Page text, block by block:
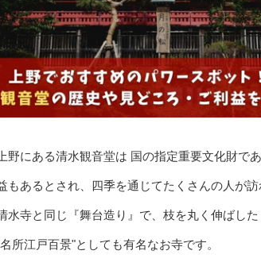
野にある清水観音堂は 国の指定重要文化財で
もあるとされ、四季を通じてたくさんの人が訪
水寺と同じ『舞台造り』で、枝を丸く伸ばし
所江戸百景"としても有名なお寺です。